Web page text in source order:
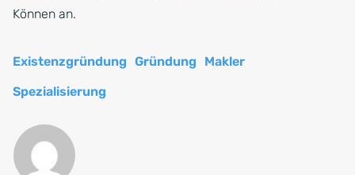
Können an.
Existenzgründung Gründung
Makler
Spezialisierung